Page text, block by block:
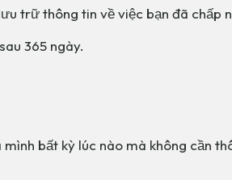
trữ thông tin về việc bạn đã
365 ngày.
bất kỳ lúc nào mà không cần